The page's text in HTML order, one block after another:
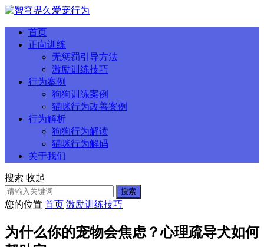
首页
正向训练
无惩罚引导方法
激励训练技巧
行为案例
狗狗训练案例
猫咪行为改善案例
行为解析
狗狗行为解读
猫咪行为解码
关于我们
搜索 收起
搜索
您的位置 首页 激励训练技巧
为什么你的宠物会焦虑？心理疏导犬如何